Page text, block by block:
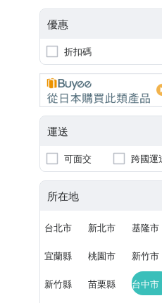
優惠
折扣碼
運送
可面交 跨國運
所在地
台北市 新北市 基隆市
宜蘭縣 桃園市 新竹市
新竹縣 苗栗縣 台中市